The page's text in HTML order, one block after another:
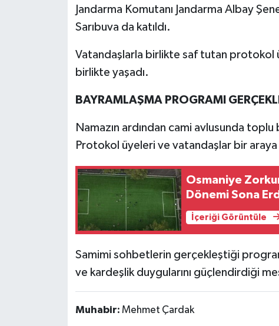
Jandarma Komutanı Jandarma Albay
Sarıbuva da katıldı.
Vatandaşlarla birlikte saf tutan protokol
birlikte yaşadı.
BAYRAMLAŞMA PROGRAMI
Namazın ardından cami avlusunda
Protokol üyeleri ve vatandaşlar bir
Osmaniye
Dönemi Sona
İçeriği Görüntüle
Samimi sohbetlerin gerçekleştiği
ve kardeşlik duygularını güçlendirdiği
Muhabir: Mehmet Çardak